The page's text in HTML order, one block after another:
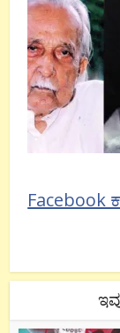
Facebook